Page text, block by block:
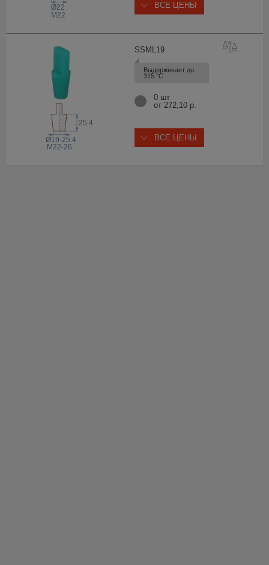
Ø22
M22
ВСЕ ЦЕНЫ
SSML19
Выдерживает до
315 °С
25.4
Ø19-25.4
M22-26
0 шт
от 272,10 р.
ВСЕ ЦЕНЫ